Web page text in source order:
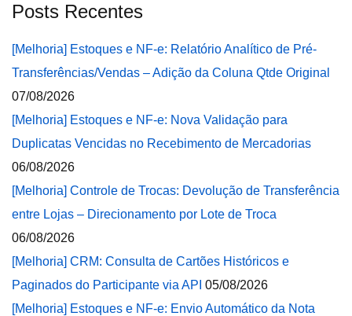
Posts Recentes
[Melhoria] Estoques e NF-e: Relatório Analítico de Pré-
Transferências/Vendas – Adição da Coluna Qtde Original
07/08/2026
[Melhoria] Estoques e NF-e: Nova Validação para
Duplicatas Vencidas no Recebimento de Mercadorias
06/08/2026
[Melhoria] Controle de Trocas: Devolução de Transferência
entre Lojas – Direcionamento por Lote de Troca
06/08/2026
[Melhoria] CRM: Consulta de Cartões Históricos e
Paginados do Participante via API 05/08/2026
[Melhoria] Estoques e NF-e: Envio Automático da Nota